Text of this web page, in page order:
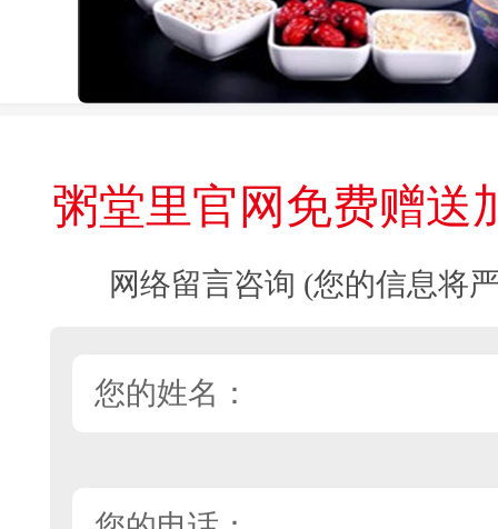
粥堂里官网免费赠送
网络留言咨询 (您的信息将